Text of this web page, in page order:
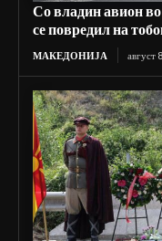
Со владин авион во
се повредил на
МАКЕДОНИЈА август